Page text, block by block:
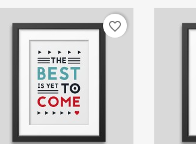
favorite_border